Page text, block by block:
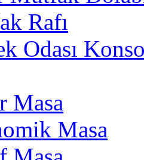
Rafı
Odası
Masa
Masa